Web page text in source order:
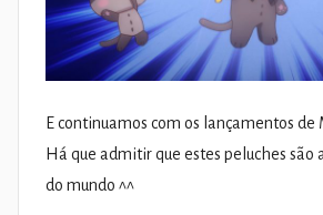
E continuamos com os lançamentos
Há que admitir que estes peluches são
do mundo ^^